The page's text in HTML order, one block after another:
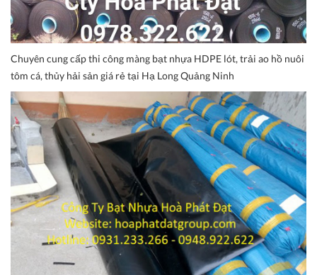
Chuyên cung cấp thi công màng bạt nhựa HDPE lót, trải ao hồ nuôi
tôm cá, thủy hải sản giá rẻ tại Hạ Long Quảng Ninh